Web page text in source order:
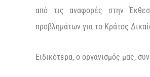
από τις αναφορές στην
προβλημάτων για το Κράτος
Ειδικότερα, ο οργανισμός μας,